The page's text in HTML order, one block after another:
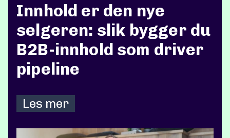
Innhold er den nye
selgeren: slik bygger du
B2B-innhold som driver
pipeline
Les mer